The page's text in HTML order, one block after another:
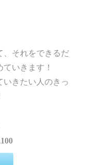
、それをできるだ
いきます！
いきたい人のきっ